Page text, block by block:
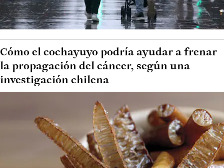
Cómo el cochayuyo podría ayudar a frenar
la propagación del cáncer, según una
investigación chilena